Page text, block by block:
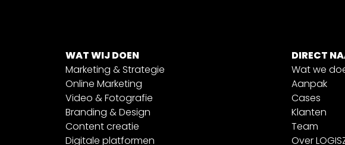
WAT WIJ DOEN
Marketing & Strategie
Online Marketing
Video & Fotografie
Branding & Design
Content creatie
Digitale platformen
DIRECT
Wat we
Aanpak
Cases
Klanten
Team
Over